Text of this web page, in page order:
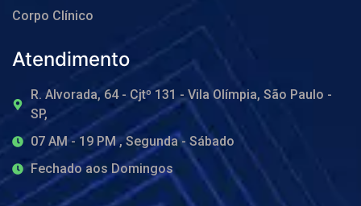
Corpo Clínico
Atendimento
R. Alvorada, 64 - Cjtº 131 - Vila Olímpia, São Paulo -
SP,
07 AM - 19 PM , Segunda - Sábado
Fechado aos Domingos